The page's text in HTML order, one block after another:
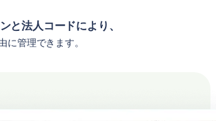
と法人コードにより、
に管理できます。